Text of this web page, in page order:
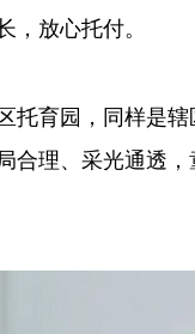
，放心托付。
育园，同样是辖
合理、采光通透